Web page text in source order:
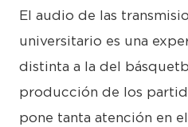
El audio de las
universitario es una
distinta a la del
producción de los
pone tanta atención en